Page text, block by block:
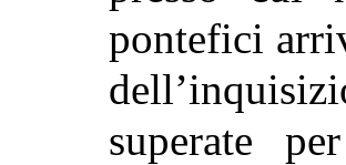
pontefici
superate